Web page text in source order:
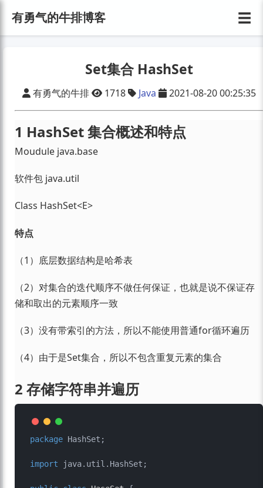
有勇气的牛排博客 ☰
Set集合 HashSet
有勇气的牛排 1718 Java 2021-08-20 00:25:35
1 HashSet 集合概述和特点
Moudule java.base
软件包 java.util
Class HashSet<E>
特点
（1）底层数据结构是哈希表
（2）对集合的迭代顺序不做任何保证，也就是说不保证存
储和取出的元素顺序一致
（3）没有带索引的方法，所以不能使用普通for循环遍历
（4）由于是Set集合，所以不包含重复元素的集合
2 存储字符串并遍历
package HashSet;
import java.util.HashSet;